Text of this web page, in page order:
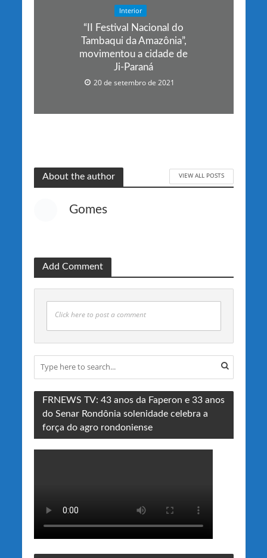
Interior
“II Festival Nacional do
Tambaqui da Amazônia”,
movimentou a cidade de
Ji-Paraná
20 de setembro de 2021
About the author VIEW ALL POSTS
Gomes
Add Comment
Click here to post a comment
FRNEWS TV: 43 anos da Faperon e 33 anos
do Senar Rondônia solenidade celebra a
força do agro rondoniense